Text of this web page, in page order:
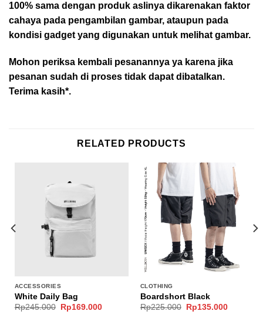
100% sama dengan produk aslinya dikarenakan faktor
cahaya pada pengambilan gambar, ataupun pada
kondisi gadget yang digunakan untuk melihat gambar.
Mohon periksa kembali pesanannya ya karena jika
pesanan sudah di proses tidak dapat dibatalkan.
Terima kasih*.
RELATED PRODUCTS
ACCESSORIES
White Daily Bag
Rp245.000
Original
price
Rp169.000Current
CLOTHING
Boardshort Black
Rp225.000
Original
price
Rp135.000Current